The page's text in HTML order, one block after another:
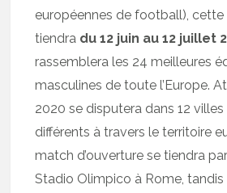
européennes de football),
tiendra du 12 juin au 12 juillet
rassemblera les 24 meilleures
masculines de toute l’Europe.
2020 se disputera dans 12 villes
différents à travers le territoire
match d’ouverture se tiendra
Stadio Olimpico à Rome, tandis